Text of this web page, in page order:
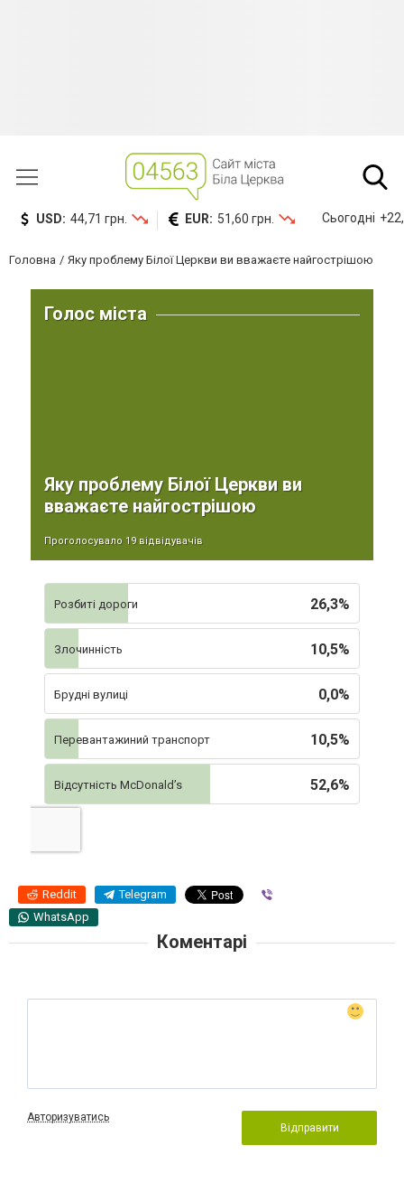
USD: 44,71 грн. EUR: 51,60 грн. Сьогодні
Головна Яку проблему Білої Церкви ви вважаєте найгострішою
Голос міста
Яку проблему Білої Церкви ви
вважаєте найгострішою
Проголосувало 19 відвідувачів
26,3%
Розбиті дороги
10,5%
Злочинність
0,0%
Брудні вулиці
10,5%
Перевантажиний транспорт
52,6%
Відсутність McDonald’s
Reddit Telegram
WhatsApp
Коментарі
Авторизуватись
Відправити